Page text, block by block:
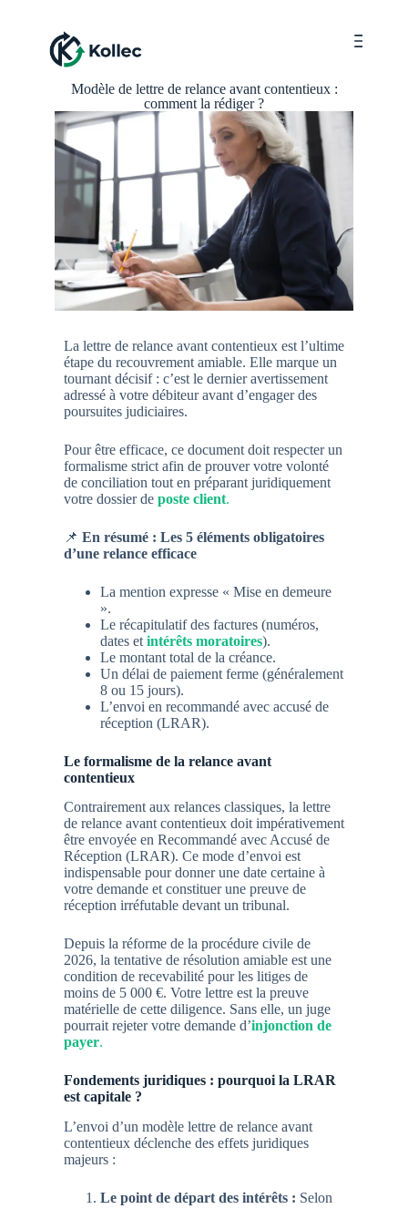
Modèle de lettre de relance avant contentieux :
comment la rédiger ?
La lettre de relance avant contentieux est l’ultime
étape du recouvrement amiable. Elle marque un
tournant décisif : c’est le dernier avertissement
adressé à votre débiteur avant d’engager des
poursuites judiciaires.
Pour être efficace, ce document doit respecter un
formalisme strict afin de prouver votre volonté
de conciliation tout en préparant juridiquement
votre dossier de poste client.
📌 En résumé : Les 5 éléments obligatoires
d’une relance efficace
La mention expresse « Mise en demeure
».
Le récapitulatif des factures (numéros,
dates et intérêts moratoires).
Le montant total de la créance.
Un délai de paiement ferme (généralement
8 ou 15 jours).
L’envoi en recommandé avec accusé de
réception (LRAR).
Le formalisme de la relance avant
contentieux
Contrairement aux relances classiques, la lettre
de relance avant contentieux doit impérativement
être envoyée en Recommandé avec Accusé de
Réception (LRAR). Ce mode d’envoi est
indispensable pour donner une date certaine à
votre demande et constituer une preuve de
réception irréfutable devant un tribunal.
Depuis la réforme de la procédure civile de
2026, la tentative de résolution amiable est une
condition de recevabilité pour les litiges de
moins de 5 000 €. Votre lettre est la preuve
matérielle de cette diligence. Sans elle, un juge
pourrait rejeter votre demande d’injonction de
payer.
Fondements juridiques : pourquoi la LRAR
est capitale ?
L’envoi d’un modèle lettre de relance avant
contentieux déclenche des effets juridiques
majeurs :
Le point de départ des intérêts : Selon